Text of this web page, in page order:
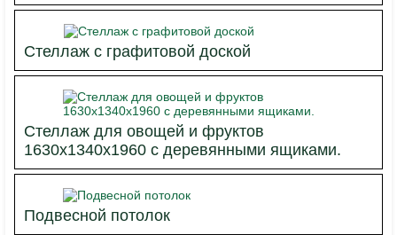
Стеллаж с графитовой доской
Стеллаж для овощей и фруктов
1630х1340х1960 с деревянными ящиками.
Подвесной потолок